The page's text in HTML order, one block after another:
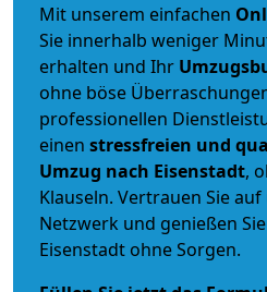
Mit unserem einfachen
Sie innerhalb weniger
erhalten und Ihr
ohne böse
professionellen
einen stressfreien und
Umzug nach Eisenstadt,
Klauseln. Vertrauen Sie
Netzwerk und genießen
Eisenstadt ohne Sorgen.